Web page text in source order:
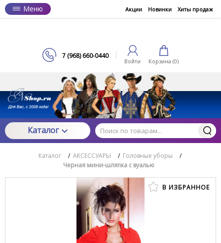
Меню Акции Новинки Хиты продаж
7 (968) 660-0440
Войти Корзина (0)
Каталог
Каталог / АКСЕССУАРЫ / Головные уборы
/
Черная мини-шляпка с вуалью
В ИЗБРАННОЕ